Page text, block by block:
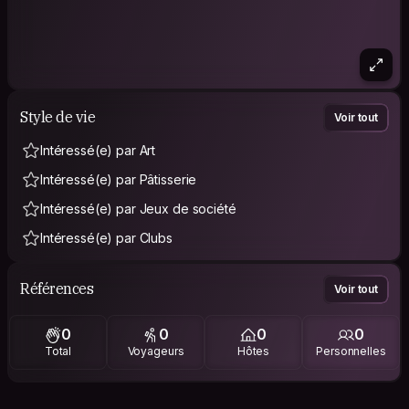
Style de vie Voir tout
Intéressé(e) par Art
Intéressé(e) par Pâtisserie
Intéressé(e) par Jeux de société
Intéressé(e) par Clubs
Références Voir tout
0
Total
0
Voyageurs
0
Hôtes
0
Personnelles